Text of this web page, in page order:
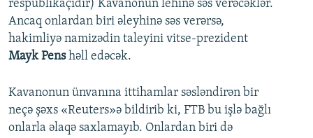
respublikaçıdır) Kavanonun lehinə səs verəcəklər.
Ancaq onlardan biri əleyhinə səs verərsə,
hakimliyə namizədin taleyini vitse-prezident
Mayk Penshəll edəcək.
Kavanonun ünvanına ittihamlar səsləndirən bir
neçə şəxs «Reuters»ə bildirib ki, FTB bu işlə bağlı
onlarla əlaqə saxlamayıb. Onlardan biri də